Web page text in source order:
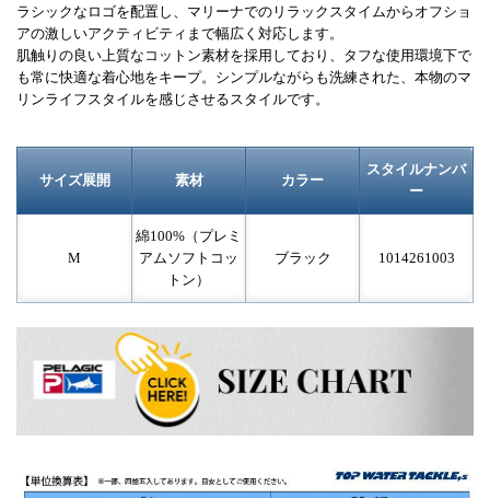
ラシックなロゴを配置し、マリーナでのリラックスタイムからオフショ
アの激しいアクティビティまで幅広く対応します。
肌触りの良い上質なコットン素材を採用しており、タフな使用環境下で
も常に快適な着心地をキープ。シンプルながらも洗練された、本物のマ
リンライフスタイルを感じさせるスタイルです。
サイズ展開 素材 カラー
スタイルナンバ
ー
M
綿100%（プレミ
アムソフトコッ
トン）
ブラック 1014261003